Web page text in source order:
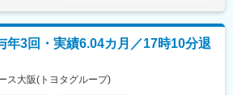
丁目駅、岩手飯岡駅、入谷駅(神奈川県)、小古
摂津駅、神明町駅、塩釜口駅、漆山駅(山形
駅、箕面船場阪大前駅、竜田口駅、五箇荘
年3回・実績6.04カ月／17時10分退
ス大阪(トヨタグループ)